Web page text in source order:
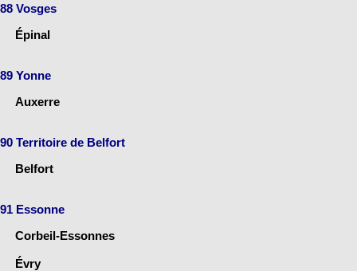
88 Vosges
Épinal
89 Yonne
Auxerre
90 Territoire de Belfort
Belfort
91 Essonne
Corbeil-Essonnes
Évry